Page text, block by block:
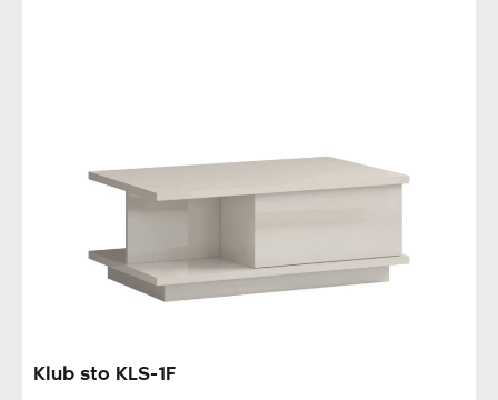
Klub sto KLS-1F